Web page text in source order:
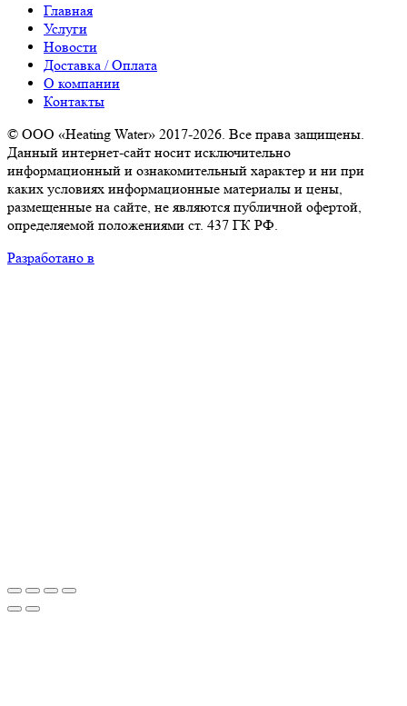
Главная
Услуги
Новости
Доставка / Оплата
О компании
Контакты
© ООО «Heating Water» 2017-2026. Все права защищены.
Данный интернет-сайт носит исключительно
информационный и ознакомительный характер и ни при
каких условиях информационные материалы и цены,
размещенные на сайте, не являются публичной офертой,
определяемой положениями ст. 437 ГК РФ.
Разработано в